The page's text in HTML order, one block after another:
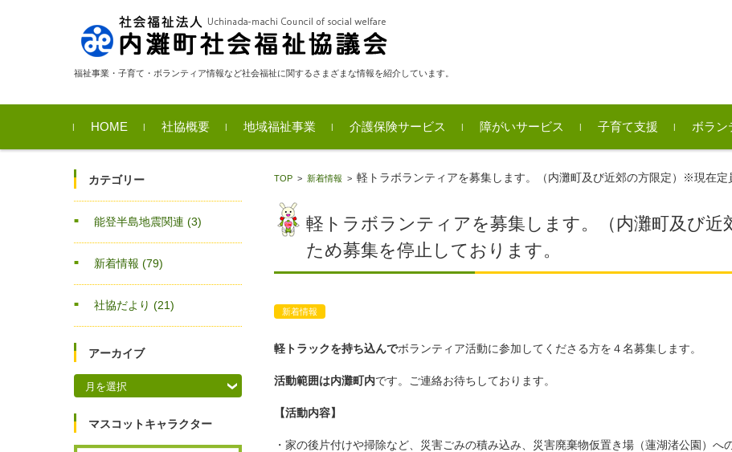
福祉事業・子育て・ボランティア情報など社会福祉に関するさまざまな情報を紹介しています。
コンテンツに移動
HOME 社協概要 地域福祉事業 介護保険サービス 障がいサービス 子育て支援 ボラン
TOP> 新着情報 > 軽トラボランティアを募集します。（内灘町及び近郊の方限定）※現在定
軽トラボランティアを募集します。（内灘町及び
ため募集を停止しております。
新着情報
軽トラックを持ち込んでボランティア活動に参加してくださる方を４名募集します。
活動範囲は内灘町内です。ご連絡お待ちしております。
【活動内容】
・家の後片付けや掃除など、災害ごみの積み込み、災害廃棄物仮置き場（蓮湖渚公園）へ
カテゴリー
能登半島地震関連 (3)
新着情報 (79)
社協だより (21)
アーカイブ
アーカイブ
マスコットキャラクター